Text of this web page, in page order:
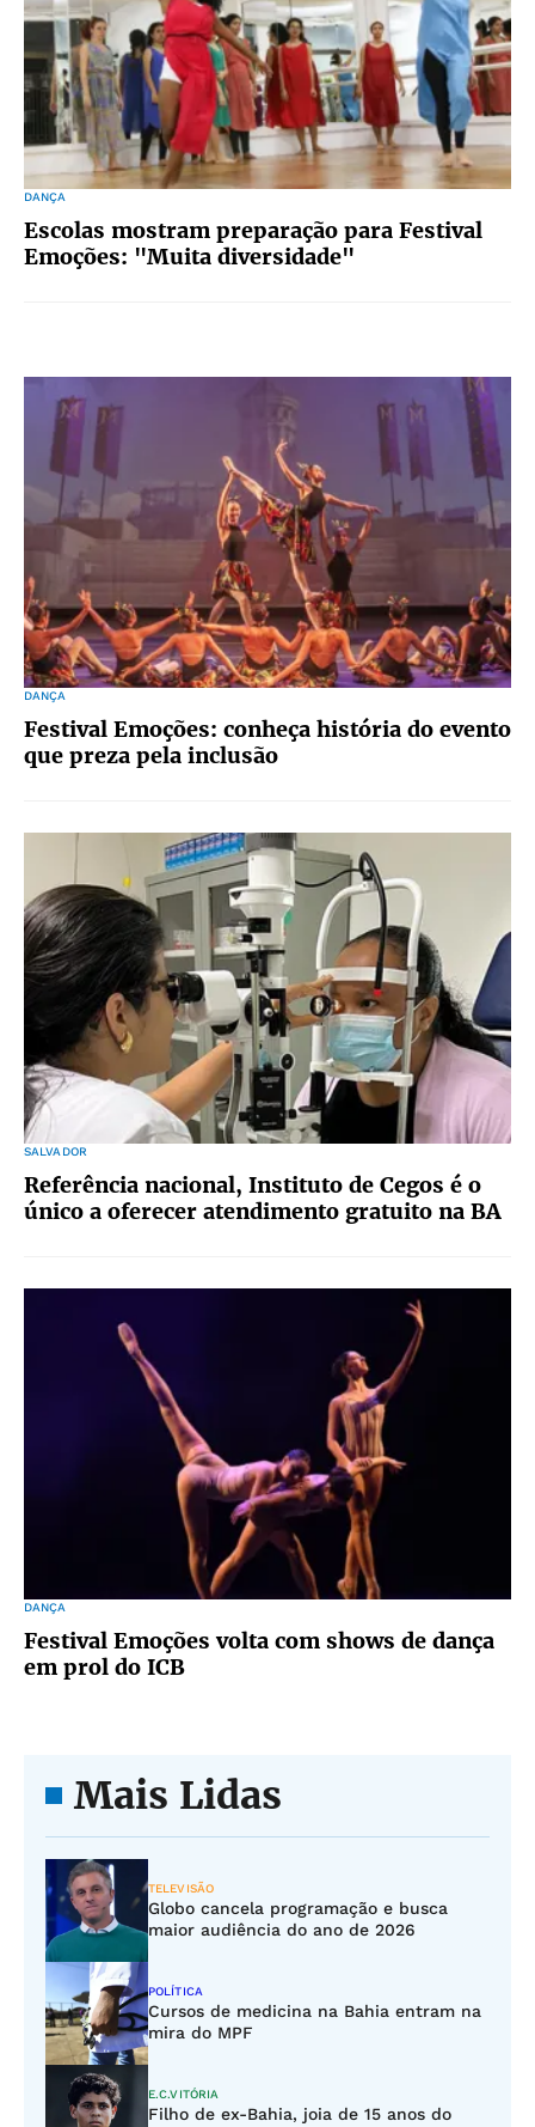
DANÇA
Escolas mostram preparação para Festival
Emoções: "Muita diversidade"
DANÇA
Festival Emoções: conheça história do evento
que preza pela inclusão
SALVADOR
Referência nacional, Instituto de Cegos é o
único a oferecer atendimento gratuito na BA
DANÇA
Festival Emoções volta com shows de dança
em prol do ICB
Mais Lidas
TELEVISÃO
Globo cancela programação e busca
maior audiência do ano de 2026
POLÍTICA
Cursos de medicina na Bahia entram na
mira do MPF
E.C.VITÓRIA
Filho de ex-Bahia, joia de 15 anos do